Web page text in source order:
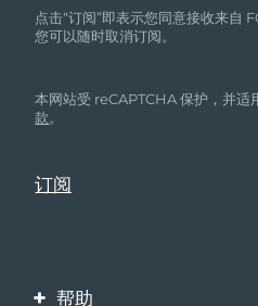
西班牙
瑞典
台湾
点击“订阅”即表示您同意接收来自
您可以随时取消订阅。
本网站受 reCAPTCHA 保护，并
款。
帮助